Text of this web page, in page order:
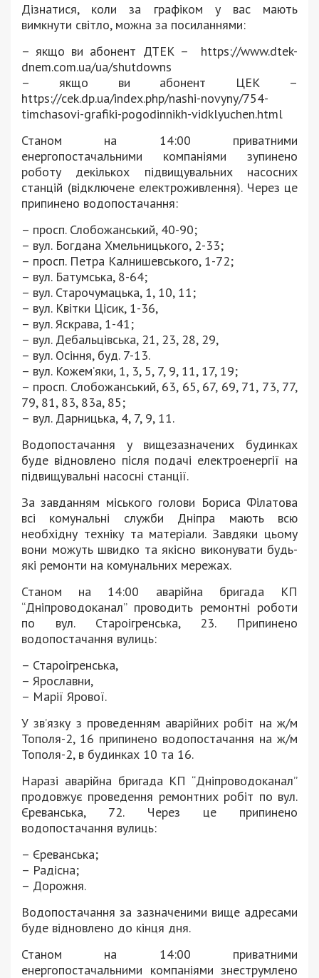
Дізнатися, коли за графіком у вас мають
вимкнути світло, можна за посиланнями:
– якщо ви абонент ДТЕК – https://www.dtek-
dnem.com.ua/ua/shutdowns
– якщо ви абонент ЦЕК –
https://cek.dp.ua/index.php/nashi-novyny/754-
timchasovi-grafiki-pogodinnikh-vidklyuchen.html
Станом на 14:00 приватними
енергопостачальними компаніями зупинено
роботу декількох підвищувальних насосних
станцій (відключене електроживлення). Через це
припинено водопостачання:
– просп. Слобожанський, 40-90;
– вул. Богдана Хмельницького, 2-33;
– просп. Петра Калнишевського, 1-72;
– вул. Батумська, 8-64;
– вул. Старочумацька, 1, 10, 11;
– вул. Квітки Цісик, 1-36,
– вул. Яскрава, 1-41;
– вул. Дебальцівська, 21, 23, 28, 29,
– вул. Осіння, буд. 7-13.
– вул. Кожем’яки, 1, 3, 5, 7, 9, 11, 17, 19;
– просп. Слобожанський, 63, 65, 67, 69, 71, 73, 77,
79, 81, 83, 83а, 85;
– вул. Дарницька, 4, 7, 9, 11.
Водопостачання у вищезазначених будинках
буде відновлено після подачі електроенергії на
підвищувальні насосні станції.
За завданням міського голови Бориса Філатова
всі комунальні служби Дніпра мають всю
необхідну техніку та матеріали. Завдяки цьому
вони можуть швидко та якісно виконувати будь-
які ремонти на комунальних мережах.
Станом на 14:00 аварійна бригада КП
“Дніпроводоканал” проводить ремонтні роботи
по вул. Староігренська, 23. Припинено
водопостачання вулиць:
– Староігренська,
– Ярославни,
– Марії Ярової.
У зв’язку з проведенням аварійних робіт на ж/м
Тополя-2, 16 припинено водопостачання на ж/м
Тополя-2, в будинках 10 та 16.
Наразі аварійна бригада КП “Дніпроводоканал”
продовжує проведення ремонтних робіт по вул.
Єреванська, 72. Через це припинено
водопостачання вулиць:
– Єреванська;
– Радісна;
– Дорожня.
Водопостачання за зазначеними вище адресами
буде відновлено до кінця дня.
Станом на 14:00 приватними
енергопостачальними компаніями знеструмлено